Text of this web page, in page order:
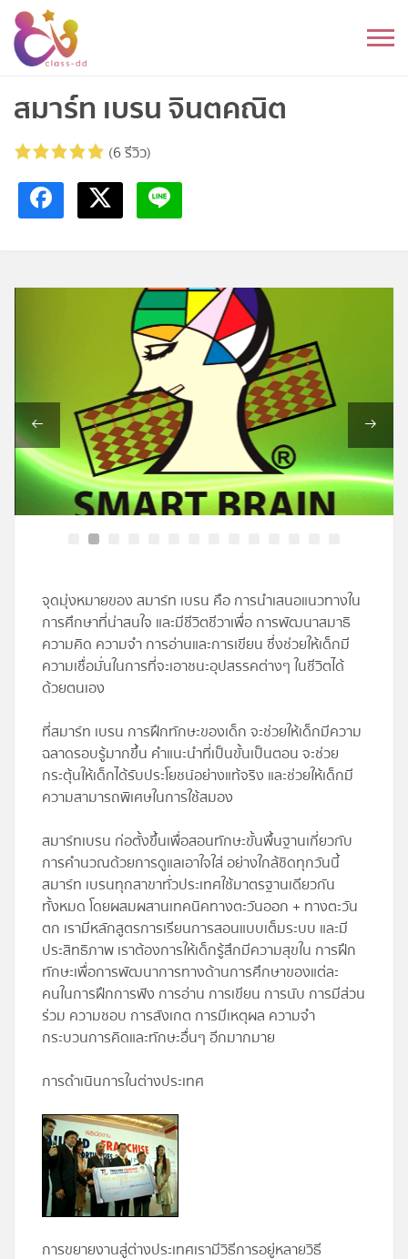
Skip
content
ประถม
มัธยมต้น
อุดมศึกษา
โปรไฟล์
ข่าวสาร
เข้าสู่ระบบ
สมาร์ท เบรน จินตคณิต
(6 รีวิว)
จุดมุ่งหมายของ สมาร์ท เบรน คือ การนำเสนอแนวทางใน
การศึกษาที่น่าสนใจ และมีชีวิตชีวาเพื่อ การพัฒนาสมาธิ
ความคิด ความจำ การอ่านและการเขียน ซึ่งช่วยให้เด็กมี
ความเชื่อมั่นในการที่จะเอาชนะอุปสรรคต่างๆ ในชีวิตได้
ด้วยตนเอง
ที่สมาร์ท เบรน การฝึกทักษะของเด็ก จะช่วยให้เด็กมีความ
ฉลาดรอบรู้มากขึ้น คำแนะนำที่เป็นขั้นเป็นตอน จะช่วย
กระตุ้นให้เด็กได้รับประโยชน์อย่างแท้จริง และช่วยให้เด็กมี
ความสามารถพิเศษในการใช้สมอง
สมาร์ทเบรน ก่อตั้งขึ้นเพื่อสอนทักษะขั้นพื้นฐานเกี่ยวกับ
การคำนวณด้วยการดูแลเอาใจใส่ อย่างใกล้ชิดทุกวันนี้
สมาร์ท เบรนทุกสาขาทั่วประเทศใช้มาตรฐานเดียวกัน
ทั้งหมด โดยผสมผสานเทคนิคทางตะวันออก + ทางตะวัน
ตก เรามีหลักสูตรการเรียนการสอนแบบเต็มระบบ และมี
ประสิทธิภาพ เราต้องการให้เด็กรู้สึกมีความสุขใน การฝึก
ทักษะเพื่อการพัฒนาการทางด้านการศึกษาของแต่ละ
คนในการฝึกการฟัง การอ่าน การเขียน การนับ การมีส่วน
ร่วม ความชอบ การสังเกต การมีเหตุผล ความจำ
กระบวนการคิดและทักษะอื่นๆ อีกมากมาย
การดำเนินการในต่างประเทศ
การขยายงานสู่ต่างประเทศเรามีวิธีการอยู่หลายวิธี